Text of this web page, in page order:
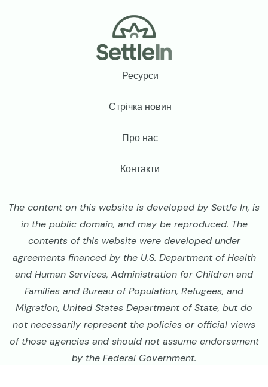
Ресурси
Стрічка новин
Про нас
Контакти
The content on this website is developed by Settle In, is
in the public domain, and may be reproduced. The
contents of this website were developed under
agreements financed by the U.S. Department of Health
and Human Services, Administration for Children and
Families and Bureau of Population, Refugees, and
Migration, United States Department of State, but do
not necessarily represent the policies or official views
of those agencies and should not assume endorsement
by the Federal Government.